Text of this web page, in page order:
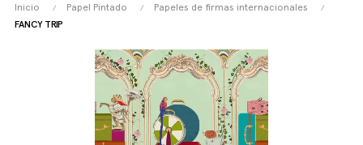
Inicio Papel Pintado
Papeles de firmas internacionales
FANCY TRIP